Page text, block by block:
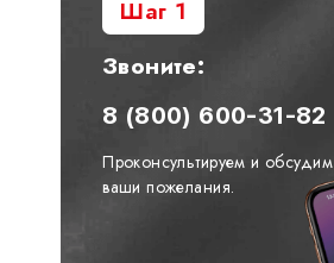
Шаг 1
Звоните:
8 (800) 600-31-82
Проконсультируем и обсудим
ваши пожелания.